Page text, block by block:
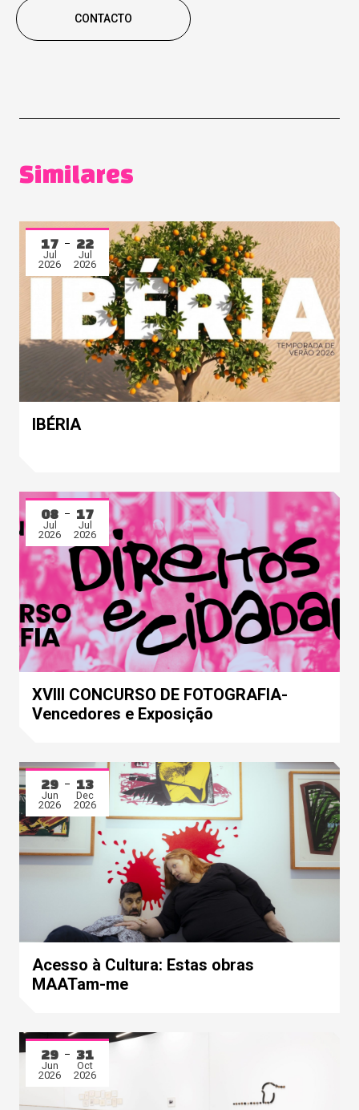
CONTACTO
Similares
17
Jul
2026
22
Jul
2026
IBÉRIA
08
Jul
2026
17
Jul
2026
XVIII CONCURSO DE FOTOGRAFIA-
Vencedores e Exposição
29
Jun
2026
13
Dec
2026
Acesso à Cultura: Estas obras
MAATam-me
29
Jun
2026
31
Oct
2026